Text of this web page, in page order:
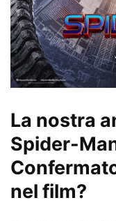
La nostra
Spider-
nel film?